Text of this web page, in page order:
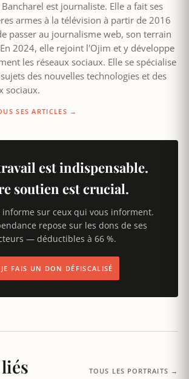
est journaliste. Elle a fait ses
armes à la télévision à partir de 2016
passer au journalisme web, son terrain
2024, elle rejoint l'Ojim et y développe
les réseaux sociaux. Elle se spécialise
des nouvelles technologies et des
sociaux.
SES ARTICLES →
est indispensable.
soutien est crucial.
informe sur ceux qui vous informent.
repose sur les dons de ses
— déductibles à 66 %.
FAIS UN DON DÉFISCALISÉ
TOUS LES PORTRAITS →